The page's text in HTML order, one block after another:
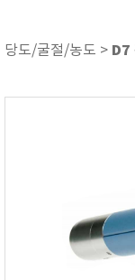
기타
방전/정전기
색차/광택/분광
당도/굴절/농도 > D7